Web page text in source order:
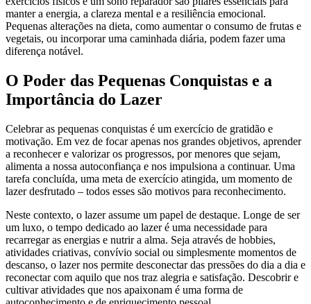
manter a energia, a clareza mental e a resiliência emocional.
Pequenas alterações na dieta, como aumentar o consumo de frutas e
vegetais, ou incorporar uma caminhada diária, podem fazer uma
diferença notável.
O Poder das Pequenas Conquistas e a
Importância do Lazer
Celebrar as pequenas conquistas é um exercício de gratidão e
motivação. Em vez de focar apenas nos grandes objetivos, aprender
a reconhecer e valorizar os progressos, por menores que sejam,
alimenta a nossa autoconfiança e nos impulsiona a continuar. Uma
tarefa concluída, uma meta de exercício atingida, um momento de
lazer desfrutado – todos esses são motivos para reconhecimento.
Neste contexto, o lazer assume um papel de destaque. Longe de ser
um luxo, o tempo dedicado ao lazer é uma necessidade para
recarregar as energias e nutrir a alma. Seja através de hobbies,
atividades criativas, convívio social ou simplesmente momentos de
descanso, o lazer nos permite desconectar das pressões do dia a dia e
reconectar com aquilo que nos traz alegria e satisfação. Descobrir e
cultivar atividades que nos apaixonam é uma forma de